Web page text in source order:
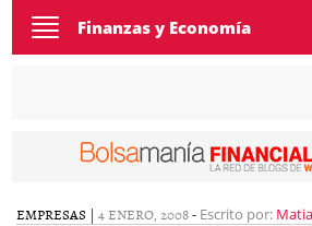
Toggle
navigation
Finanzas y Economía
EMPRESAS | 4 ENERO, 2008- Escrito por: